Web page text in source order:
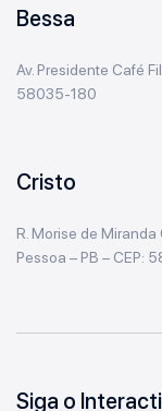
Bessa
Av. Presidente Café
58035-180
Cristo
R. Morise de
Pessoa – PB – CEP:
Siga o